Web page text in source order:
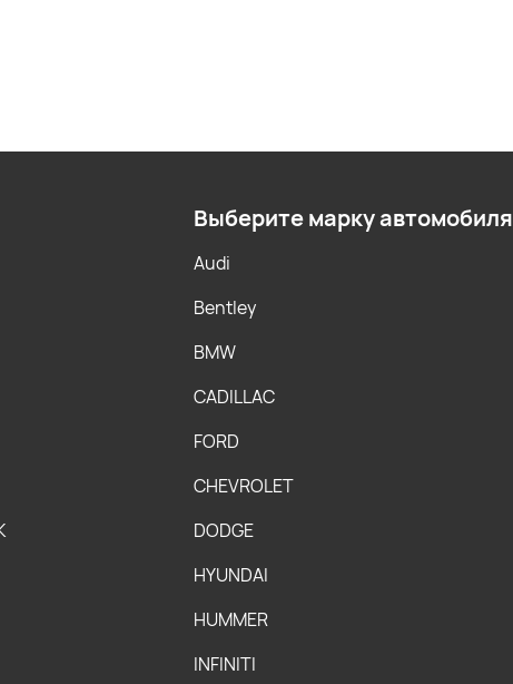
Выберите марку автомобиля
Audi
Bentley
BMW
CADILLAC
FORD
CHEVROLET
DODGE
HYUNDAI
HUMMER
INFINITI